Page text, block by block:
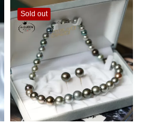
Sold out